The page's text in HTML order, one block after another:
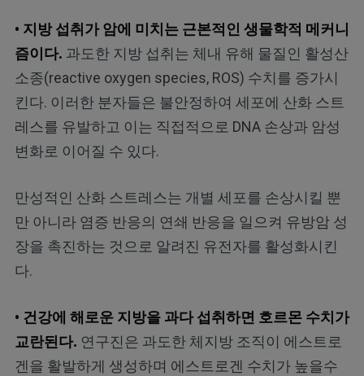
• 지방 섭취가 암에 미치는 근본적인 생물학적 메커니
즘이다. 과도한 지방 섭취는 체내 유해 물질인 활성산
소종(reactive oxygen species, ROS) 수치를 증가시
킨다. 이러한 분자들은 불안정하여 세포에 산화 스트
레스를 유발하고 이는 직접적으로 DNA 손상과 암성
변화로 이어질 수 있다.
만성적인 산화 스트레스는 개별 세포를 손상시킬 뿐
만 아니라 염증 반응의 연쇄 반응을 일으켜 유방암 성
장을 촉진하는 것으로 알려진 유전자를 활성화시킨
다.
• 건강에 해로운 지방을 과다 섭취하면 호르몬 수치가
교란된다. 연구진은 과도한 체지방 조직이 에스트로
겐을 활발하게 생성하며 에스트로겐 수치가 높을수